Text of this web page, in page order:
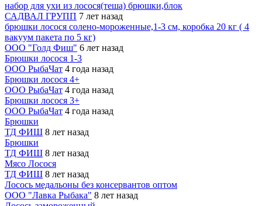
набор для ухи из лосося(теша) брюшки,блок
САДВАЛ ГРУПП 7 лет назад
брюшки лосося солено-мороженные,1-3 см, коробка 20 кг ( 4
вакуум пакета по 5 кг)
ООО "Голд Фиш" 6 лет назад
Брюшки лосося 1-3
ООО РыбаЧат 4 года назад
Брюшки лосося 4+
ООО РыбаЧат 4 года назад
Брюшки лосося 3+
ООО РыбаЧат 4 года назад
Брюшки
ТД ФИШ 8 лет назад
Брюшки
ТД ФИШ 8 лет назад
Мясо Лосося
ТД ФИШ 8 лет назад
Лосось медальоны без консервантов оптом
ООО "Лавка Рыбака" 8 лет назад